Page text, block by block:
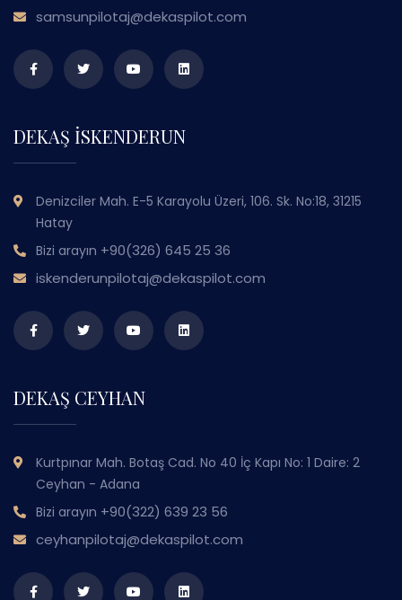
samsunpilotaj@dekaspilot.com
DEKAŞ İSKENDERUN
Denizciler Mah. E-5 Karayolu Üzeri, 106. Sk. No:18, 31215
Hatay
Bizi arayın +90(326) 645 25 36
iskenderunpilotaj@dekaspilot.com
DEKAŞ CEYHAN
Kurtpınar Mah. Botaş Cad. No 40 İç Kapı No: 1 Daire: 2
Ceyhan - Adana
Bizi arayın +90(322) 639 23 56
ceyhanpilotaj@dekaspilot.com